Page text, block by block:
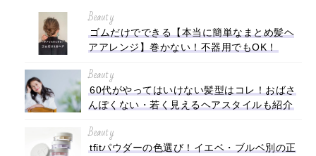
Beauty
ゴムだけでできる【本当に簡単なまとめ髪ヘ
アアレンジ】巻かない！不器用でもOK！
Beauty
60代がやってはいけない髪型はコレ！おばさ
んぽくない・若く見えるヘアスタイルも紹介
Beauty
tfitパウダーの色選び！イエベ・ブルベ別の正